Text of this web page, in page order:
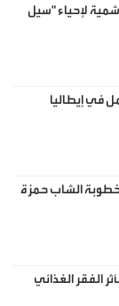
لإحياء "سيل
خطوبة الشاب حمزة
الفقر الغذائي